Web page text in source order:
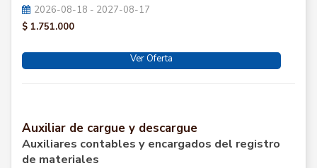
2026-08-18 - 2027-08-17
$ 1.751.000
Ver Oferta
Auxiliar de cargue y descargue
Auxiliares contables y encargados del registro
de materiales